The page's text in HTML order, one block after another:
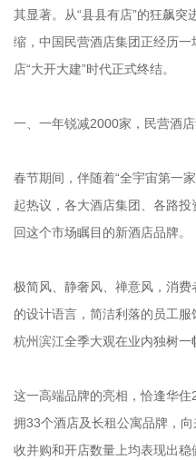
其显著。从“县县有店”的狂飙
缩，中国民营酒店集团正经历
店“大开大建”时代正式终结。
一、一年锐减2000家，民营酒
春节期间，伴随着“全宇宙第一
起热议，各大酒店集团、各路
回这个市场瞩目的新酒店品牌。
极简风、静奢风、禅意风，消
的设计语言，简洁利落的员工
杭州滨江全季大观在业内独树一
这一高端品牌的亮相，恰逢华
拥33个酒店及长租公寓品牌，向
收并购和开店数量上均表现出稳